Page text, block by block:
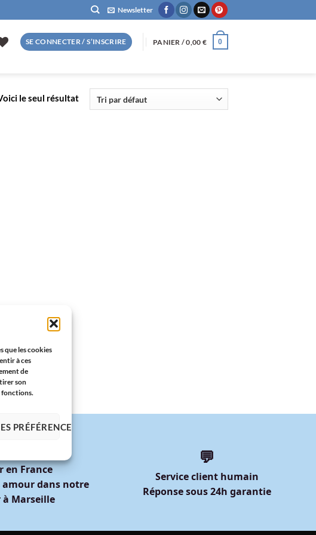
que les cookies
à ces
de
son
fonctions.
PRÉFÉRENCES
Newsletter
SE CONNECTER / S’INSCRIRE PANIER /0,00 € 0
le seul résultat
en France
dans notre
Marseille
💬
Service client humain
Réponse sous 24h garantie